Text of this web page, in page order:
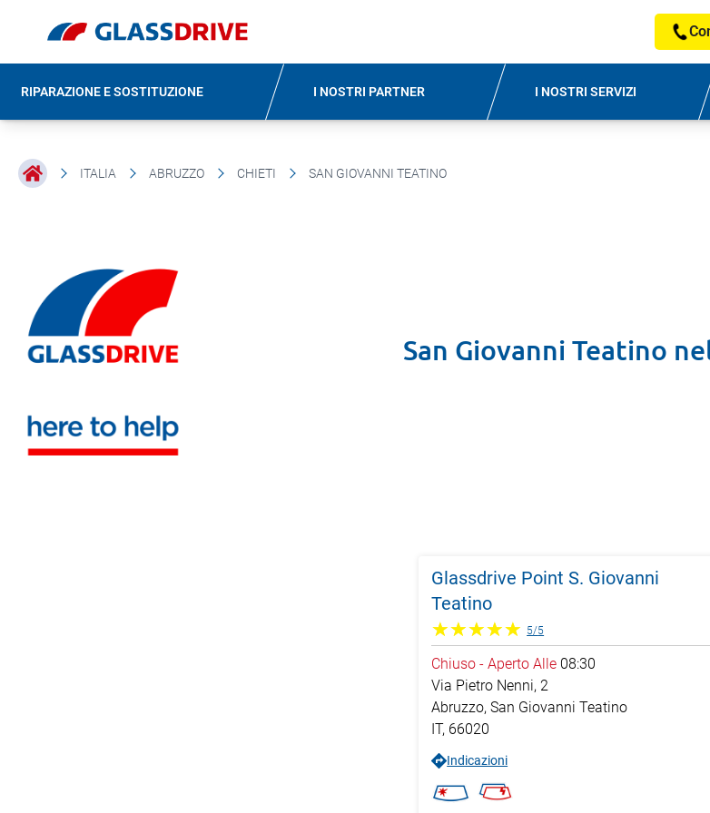
RIPARAZIONE E SOSTITUZIONE I NOSTRI PARTNER I NOSTRI SERVIZI
ITALIA ABRUZZO CHIETI SAN GIOVANNI TEATINO
San Giovanni Teatino
Glassdrive Point S. Giovanni
Teatino
5/5
Chiuso -Aperto Alle 08:30
Via Pietro Nenni, 2
Abruzzo,San Giovanni Teatino
IT, 66020
Indicazioni